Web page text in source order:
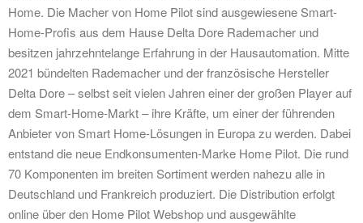
Home. Die Macher von Home Pilot sind ausgewiesene Smart-
Home-Profis aus dem Hause Delta Dore Rademacher und
besitzen jahrzehntelange Erfahrung in der Hausautomation. Mitte
2021 bündelten Rademacher und der französische Hersteller
Delta Dore – selbst seit vielen Jahren einer der großen Player auf
dem Smart-Home-Markt – ihre Kräfte, um einer der führenden
Anbieter von Smart Home-Lösungen in Europa zu werden. Dabei
entstand die neue Endkonsumenten-Marke Home Pilot. Die rund
70 Komponenten im breiten Sortiment werden nahezu alle in
Deutschland und Frankreich produziert. Die Distribution erfolgt
online über den Home Pilot Webshop und ausgewählte